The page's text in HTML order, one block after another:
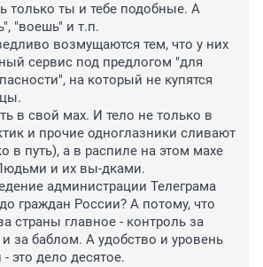
только ты и тебе подобные. А
"воешь" и т.п.
возмущаются тем, что у них
сервис под предлогом "для
на который не купятся
в свой мах. И тело не только в
и прочие одноглазники сливают
в путь), а в распиле на этом махе
и их вы-дками.
администрации Телеграма
граждан России? А потому, что
страны главное - контроль за
за баблом. А удобство и уровень
это дело десятое.